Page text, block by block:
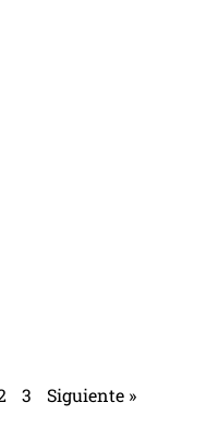
3 Siguiente »